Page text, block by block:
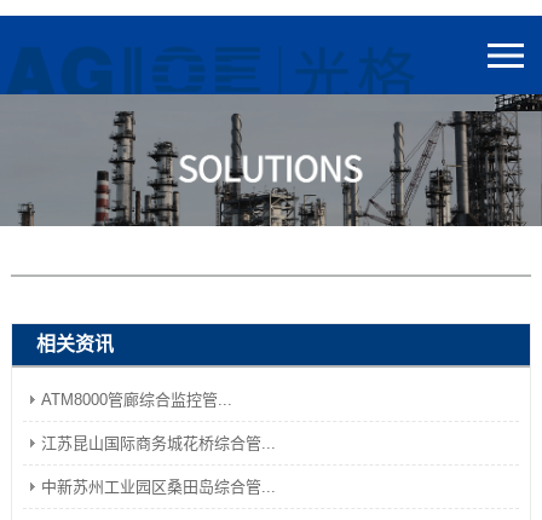
相关资讯
ATM8000管廊综合监控管...
江苏昆山国际商务城花桥综合管...
中新苏州工业园区桑田岛综合管...